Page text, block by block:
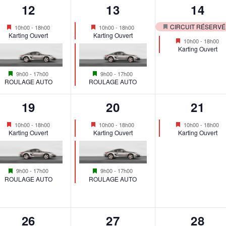
e
n
t
s
,
e
n
t
s
,
e
n
t
2
é
v
è
n
e
m
e
n
t
s
12
Mis
en
avant
10h00- 18h00
Karting Ouvert
Mis
en
9h00- 17h00
ROULAGE AUTO
2
é
v
è
n
e
m
e
n
t
s
13
Mis
en
avant
10h00- 18h00
Karting Ouvert
Mis
en
9h00- 17h00
ROULAGE AUTO
2
é
v
e
m
e
14
Mis
CIRCUIT RÉSERVÉ
Mis
en
avant
10h00- 18h00
Karting Ouvert
2
é
v
è
n
m
19
Mis
en
avant
10h00- 18h00
Karting Ouvert
Mis
en
9h00- 17h00
ROULAGE AUTO
2
é
v
è
n
m
20
Mis
en
avant
10h00- 18h00
Karting Ouvert
Mis
en
9h00- 17h00
ROULAGE AUTO
1
é
v
m
21
Mis
en
avant
10h00- 18h00
Karting Ouvert
1
26
2
27
2
28